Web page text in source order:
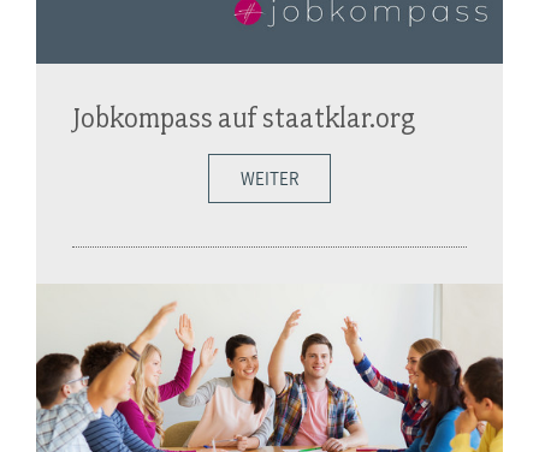
Jobkompass auf staatklar.org
WEITER